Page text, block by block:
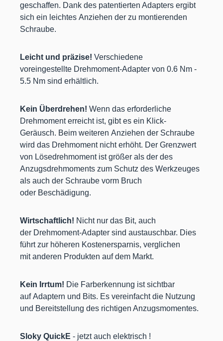
geschaffen. Dank des patentierten Adapters ergibt
sich ein leichtes Anziehen der zu montierenden
Schraube.
Leicht und präzise! Verschiedene
voreingestellte Drehmoment-Adapter von 0.6 Nm -
5.5 Nm sind erhältlich.
Kein Überdrehen! Wenn das erforderliche
Drehmoment erreicht ist, gibt es ein Klick-
Geräusch. Beim weiteren Anziehen der Schraube
wird das Drehmoment nicht erhöht. Der Grenzwert
von Lösedrehmoment ist größer als der des
Anzugsdrehmoments zum Schutz des Werkzeuges
als auch der Schraube vorm Bruch
oder Beschädigung.
Wirtschaftlich! Nicht nur das Bit, auch
der Drehmoment-Adapter sind austauschbar. Dies
führt zur höheren Kostenersparnis, verglichen
mit anderen Produkten auf dem Markt.
Kein Irrtum! Die Farberkennung ist sichtbar
auf Adaptern und Bits. Es vereinfacht die Nutzung
und Bereitstellung des richtigen Anzugsmomentes.
Sloky QuickE - jetzt auch elektrisch !